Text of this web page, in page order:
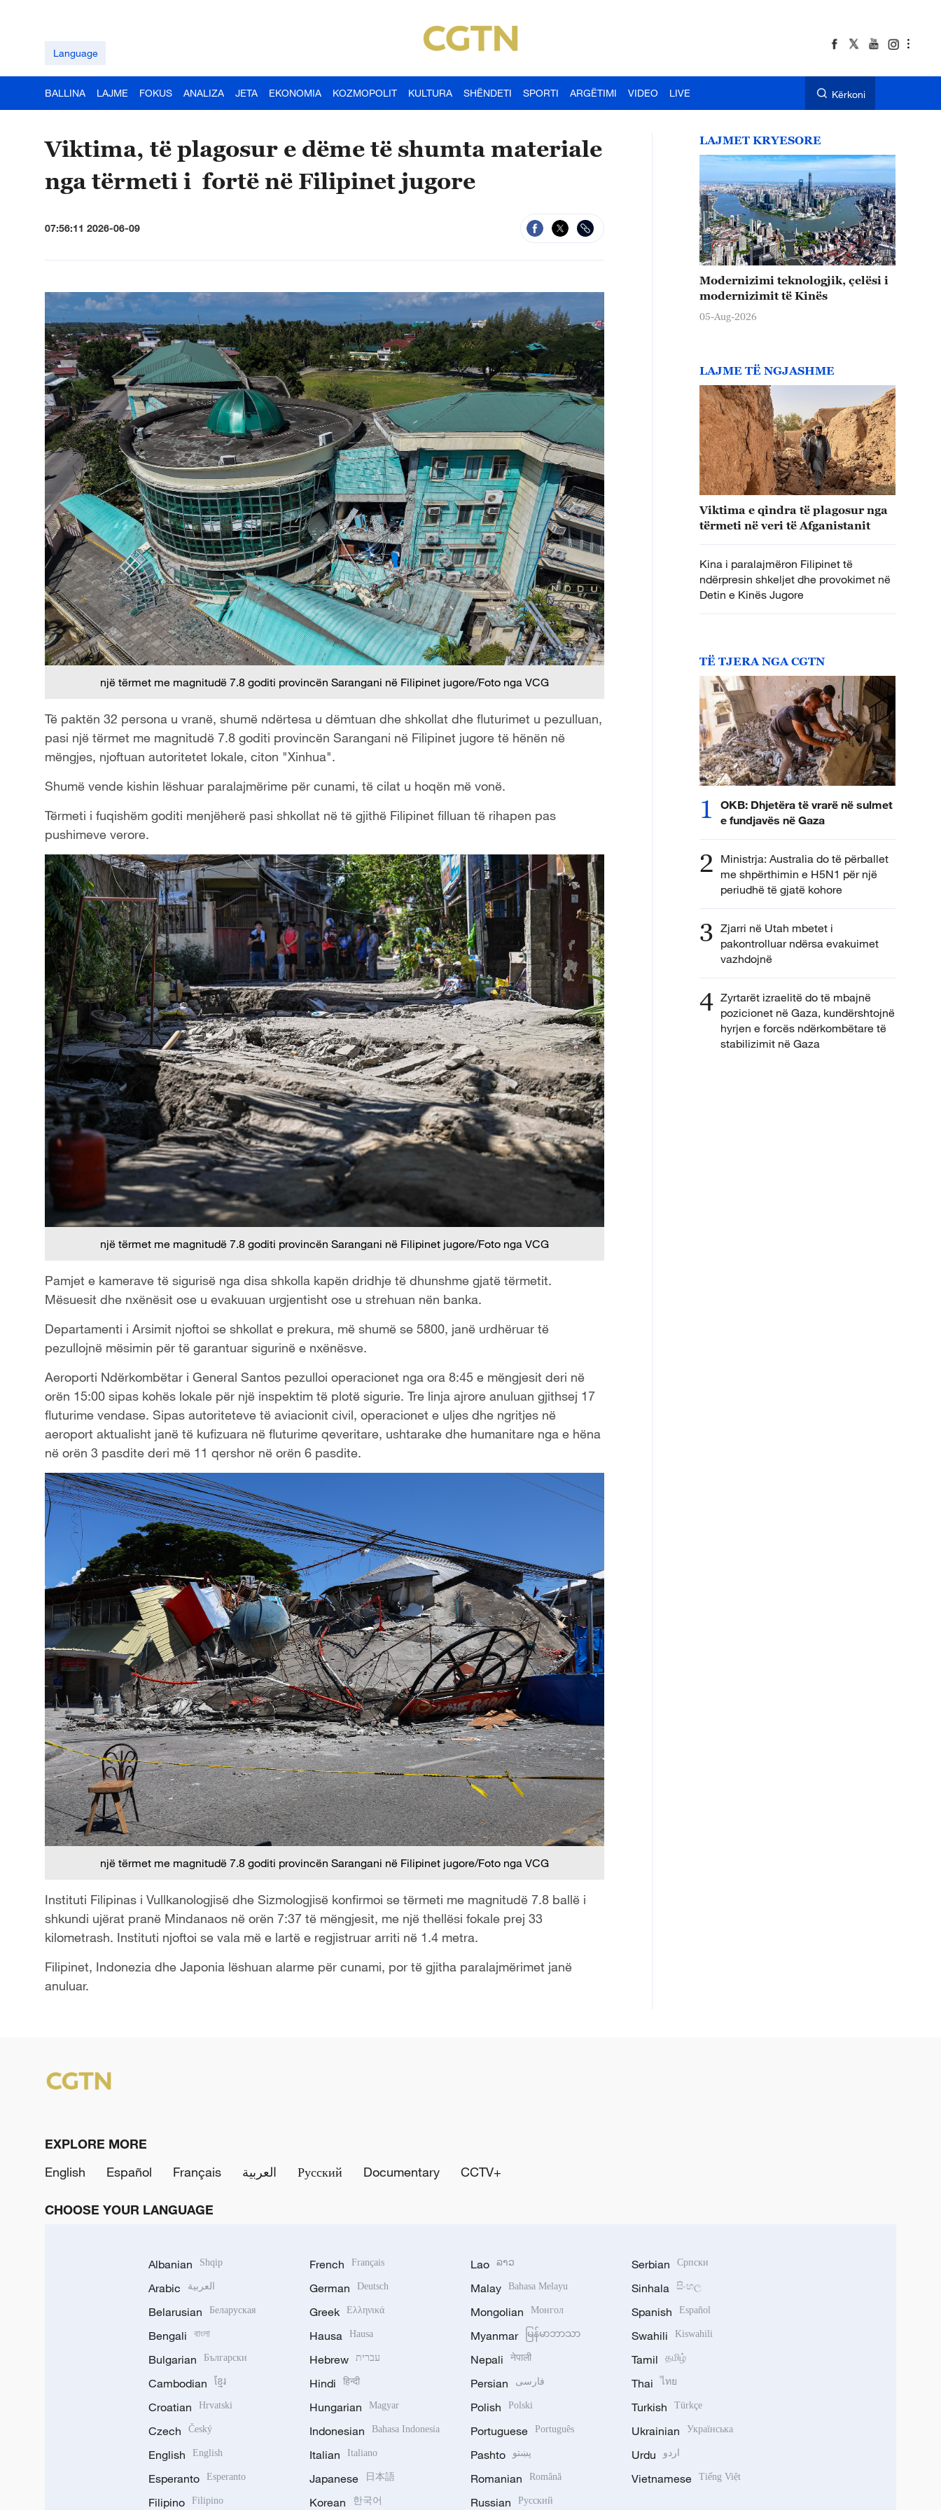
Language
BALLINA LAJME FOKUS ANALIZA JETA EKONOMIA KOZMOPOLIT KULTURA SHËNDETI SPORTI ARGËTIMI VIDEO LIVE Kërkoni
Viktima, të plagosur e dëme të shumta materiale
nga tërmeti i fortë në Filipinet jugore
07:56:11 2026-06-09
një tërmet me magnitudë 7.8 goditi provincën Sarangani në Filipinet jugore/Foto nga VCG
Të paktën 32 persona u vranë, shumë ndërtesa u dëmtuan dhe shkollat ​​dhe fluturimet u pezulluan,
pasi një tërmet me magnitudë 7.8 goditi provincën Sarangani në Filipinet jugore të hënën në
mëngjes, njoftuan autoritetet lokale, citon "Xinhua".
Shumë vende kishin lëshuar paralajmërime për cunami, të cilat u hoqën më vonë.
Tërmeti i fuqishëm goditi menjëherë pasi shkollat ​​në të gjithë Filipinet filluan të rihapen pas
pushimeve verore.
një tërmet me magnitudë 7.8 goditi provincën Sarangani në Filipinet jugore/Foto nga VCG
Pamjet e kamerave të sigurisë nga disa shkolla kapën dridhje të dhunshme gjatë tërmetit.
Mësuesit dhe nxënësit ose u evakuuan urgjentisht ose u strehuan nën banka.
Departamenti i Arsimit njoftoi se shkollat ​​e prekura, më shumë se 5800, janë urdhëruar të
pezullojnë mësimin për të garantuar sigurinë e nxënësve.
Aeroporti Ndërkombëtar i General Santos pezulloi operacionet nga ora 8:45 e mëngjesit deri në
orën 15:00 sipas kohës lokale për një inspektim të plotë sigurie. Tre linja ajrore anuluan gjithsej 17
fluturime vendase. Sipas autoriteteve të aviacionit civil, operacionet e uljes dhe ngritjes në
aeroport aktualisht janë të kufizuara në fluturime qeveritare, ushtarake dhe humanitare nga e hëna
në orën 3 pasdite deri më 11 qershor në orën 6 pasdite.
një tërmet me magnitudë 7.8 goditi provincën Sarangani në Filipinet jugore/Foto nga VCG
Instituti Filipinas i Vullkanologjisë dhe Sizmologjisë konfirmoi se tërmeti me magnitudë 7.8 ballë i
shkundi ujërat pranë Mindanaos në orën 7:37 të mëngjesit, me një thellësi fokale prej 33
kilometrash. Instituti njoftoi se vala më e lartë e regjistruar arriti në 1.4 metra.
Filipinet, Indonezia dhe Japonia lëshuan alarme për cunami, por të gjitha paralajmërimet janë
anuluar.
LAJMET KRYESORE
Modernizimi teknologjik, çelësi i
modernizimit të Kinës
05-Aug-2026
LAJME TË NGJASHME
Viktima e qindra të plagosur nga
tërmeti në veri të Afganistanit
Kina i paralajmëron Filipinet të
ndërpresin shkeljet dhe provokimet në
Detin e Kinës Jugore
TË TJERA NGA CGTN
1
OKB: Dhjetëra të vrarë në sulmet
e fundjavës në Gaza
2 Ministrja: Australia do të përballet
me shpërthimin e H5N1 për një
periudhë të gjatë kohore
3 Zjarri në Utah mbetet i
pakontrolluar ndërsa evakuimet
vazhdojnë
4 Zyrtarët izraelitë do të mbajnë
pozicionet në Gaza, kundërshtojnë
hyrjen e forcës ndërkombëtare të
stabilizimit në Gaza
EXPLORE MORE
English
Español Français العربية Русский Documentary CCTV+
CHOOSE YOUR LANGUAGE
Albanian Shqip
Arabic العربية
Belarusian Беларуская
Bengali বাংলা
Bulgarian Български
Cambodian ខ្មែរ
Croatian Hrvatski
Czech Český
English English
Esperanto Esperanto
Filipino Filipino
French Français
German Deutsch
Greek Ελληνικά
Hausa Hausa
Hebrew עברית
Hindi हिन्दी
Hungarian Magyar
Indonesian Bahasa Indonesia
Italian Italiano
Japanese 日本語
Korean 한국어
Lao ລາວ
Malay Bahasa Melayu
Mongolian Монгол
Myanmar မြန်မာဘာသာ
Nepali नेपाली
Persian فارسی
Polish Polski
Portuguese Português
Pashto پښتو
Romanian Română
Russian Русский
Serbian Српски
Sinhala සිංහල
Spanish Español
Swahili Kiswahili
Tamil தமிழ்
Thai ไทย
Turkish Türkçe
Ukrainian Українська
Urdu اردو
Vietnamese Tiếng Việt